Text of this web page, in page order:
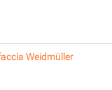
Weidmüller